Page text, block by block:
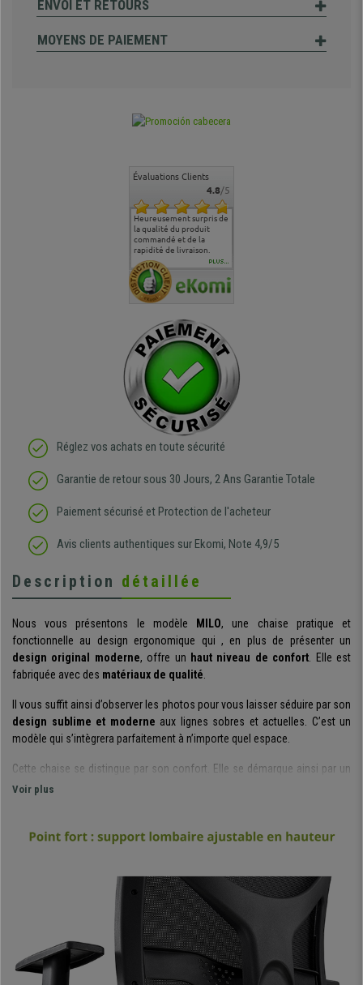
ENVOI ET RETOURS
MOYENS DE PAIEMENT
Évaluations Clients
4.8/5
Heureusement surpris de
la qualité du produit
commandé et de la
rapidité de livraison.
de l'aménagement et ne
regrette pas mon achat.
PLUS...
Réglez vos achats en toute sécurité
Garantie de retour sous 30 Jours, 2 Ans Garantie Totale
Paiement sécurisé et Protection de l'acheteur
Avis clients authentiques sur Ekomi, Note 4,9/5
Description détaillée
Nous vous présentons le modèle MILO, une chaise pratique et
fonctionnelle au design ergonomique qui , en plus de présenter un
design original moderne, offre un haut niveau de confort. Elle est
fabriquée avec des matériaux de qualité.
Il vous suffit ainsi d’observer les photos pour vous laisser séduire par son
design sublime et moderne aux lignes sobres et actuelles. C’est un
modèle qui s’intègrera parfaitement à n’importe quel espace.
Cette chaise se distingue par son confort. Elle se démarque ainsi par un
design ergonomique,
hauteur, augmentent la sensation de confort.
positionner la chaise selon ses envies. Ce modèle possède un
mécanisme synchrone à bascule, un système utile et pratique pour
incliner le dossier sa guise, avec la possibilité de fixer ce dernier sur
différentes positions. Tous ces éléments permettent à ce modèle d’être
adapté pour une utilisation intensive jusqu’à 8 heures/jour
donc idéal pour une utilisation professionnelle.
Voir plus